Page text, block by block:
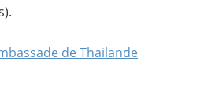
de Thailande